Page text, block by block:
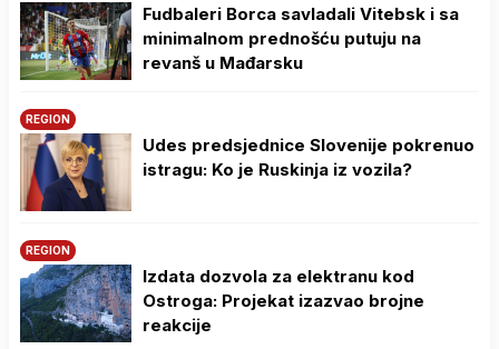
Fudbaleri Borca savladali Vitebsk i sa
minimalnom prednošću putuju na
revanš u Mađarsku
REGION
Udes predsjednice Slovenije pokrenuo
istragu: Ko je Ruskinja iz vozila?
REGION
Izdata dozvola za elektranu kod
Ostroga: Projekat izazvao brojne
reakcije